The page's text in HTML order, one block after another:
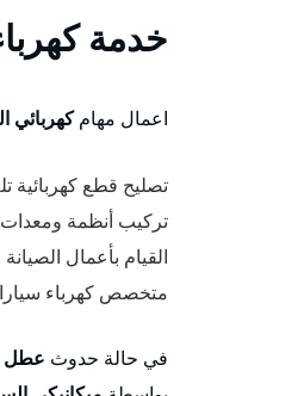
خدمة
اعمال مهامكهربائي
تصليح قطع كهربائية
تركيب أنظمة ومعدات
القيام بأعمال الصيانة
متخصص كهرباء
في حالة حدوث عطل